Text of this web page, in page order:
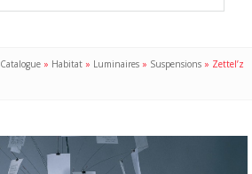
Catalogue » Habitat » Luminaires » Suspensions » Zettel’z